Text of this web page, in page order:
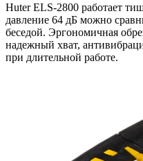
Huter ELS-2800 работает
давление 64 дБ можно
беседой. Эргономичная
надежный хват,
при длительной работе.